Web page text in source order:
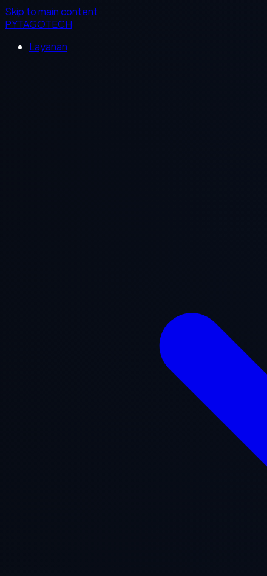
Skip to main content
PYTAGOTECH
Layanan